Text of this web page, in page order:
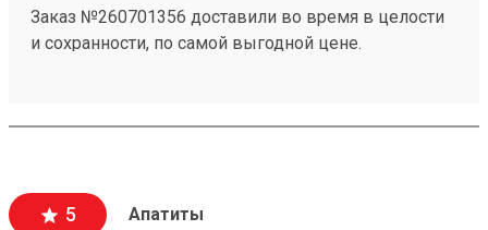
Заказ №260701356 доставили во время в целости
и сохранности, по самой выгодной цене.
5 Апатиты